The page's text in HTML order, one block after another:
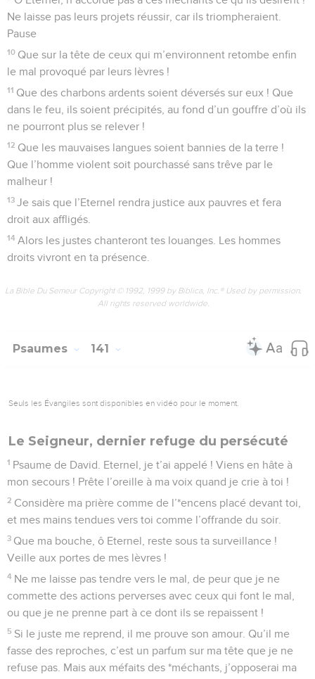
Ne laisse pas leurs projets réussir, car ils triompheraient.
Pause
10 Que sur la tête de ceux qui m’environnent retombe enfin
le mal provoqué par leurs lèvres !
11 Que des charbons ardents soient déversés sur eux ! Que
dans le feu, ils soient précipités, au fond d’un gouffre d’où ils
ne pourront plus se relever !
12 Que les mauvaises langues soient bannies de la terre !
Que l’homme violent soit pourchassé sans trêve par le
malheur !
13 Je sais que l’Eternel rendra justice aux pauvres et fera
droit aux affligés.
14 Alors les justes chanteront tes louanges. Les hommes
droits vivront en ta présence.
La Bible Du Semeur Copyright © 1992, 1999 by Biblica, Inc.® Used by permission.
All rights reserved worldwide.
Psaumes 141
Seuls les Évangiles sont disponibles en vidéo pour le moment.
Le Seigneur, dernier refuge du persécuté
1 Psaume de David. Eternel, je t’ai appelé ! Viens en hâte à
mon secours ! Prête l’oreille à ma voix quand je crie à toi !
2 Considère ma prière comme de l’*encens placé devant toi,
et mes mains tendues vers toi comme l’offrande du soir.
3 Que ma bouche, ô Eternel, reste sous ta surveillance !
Veille aux portes de mes lèvres !
4 Ne me laisse pas tendre vers le mal, de peur que je ne
commette des actions perverses avec ceux qui font le mal,
ou que je ne prenne part à ce dont ils se repaissent !
5 Si le juste me reprend, il me prouve son amour. Qu’il me
fasse des reproches, c’est un parfum sur ma tête que je ne
refuse pas. Mais aux méfaits des *méchants, j’opposerai ma